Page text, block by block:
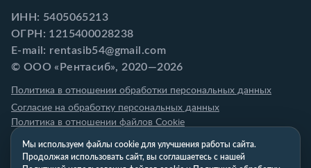
ИНН: 5405065213
ОГРН: 1215400028238
E-mail: rentasib54@gmail.com
© ООО «Рентасиб», 2020—2026
Политика в отношении обработки персональных данных
Согласие на обработку персональных данных
Политика в отношении файлов Cookie
Мы используем файлы cookie для улучшения работы сайта.
Продолжая использовать сайт, вы соглашаетесь с нашей